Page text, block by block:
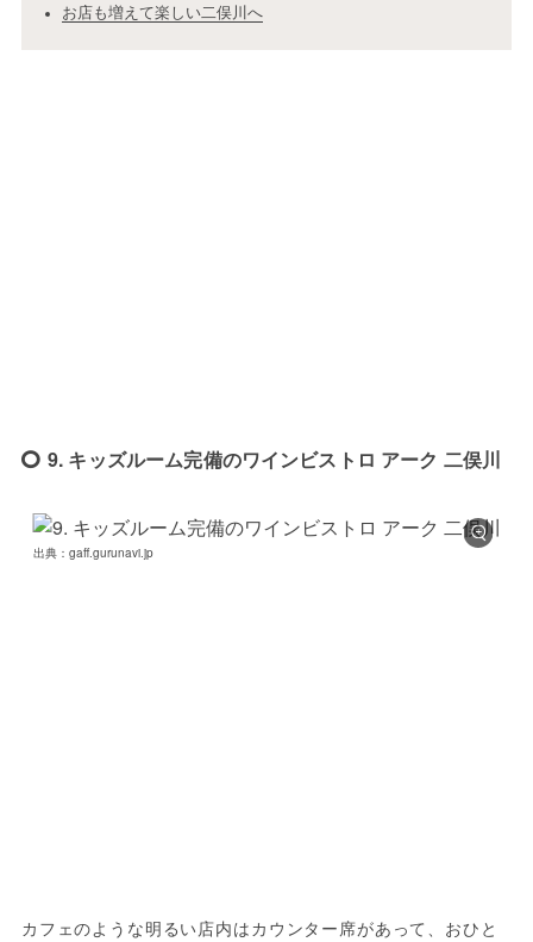
お店も増えて楽しい二俣川へ
9. キッズルーム完備のワインビストロ アーク 二俣川
出典：gaff.gurunavi.jp
カフェのような明るい店内はカウンター席があって、おひと